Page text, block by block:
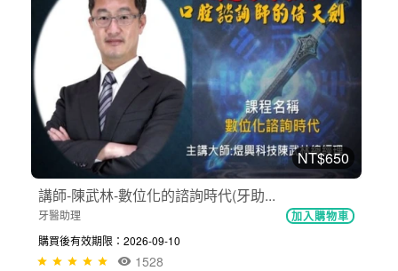
NT$650
講師-陳武林-數位化的諮詢時代(牙助...
牙醫助理 加入購物車
購買後有效期限：2026-09-10
1528